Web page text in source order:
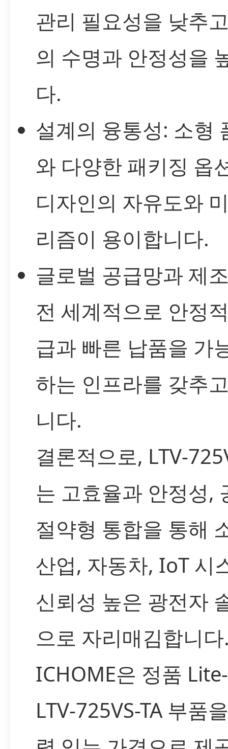
관리 필요성을 낮추
의 수명과 안정성을
다.
설계의 융통성: 소형
와 다양한 패키징 옵
디자인의 자유도와
리즘이 용이합니다.
글로벌 공급망과 제
전 세계적으로 안정
급과 빠른 납품을 가
하는 인프라를 갖추
니다.
결론적으로, LTV-
는 고효율과 안정성,
절약형 통합을 통해
산업, 자동차, IoT 시
신뢰성 높은 광전자
으로 자리매김합니
ICHOME은 정품
LTV-725VS-TA 부품